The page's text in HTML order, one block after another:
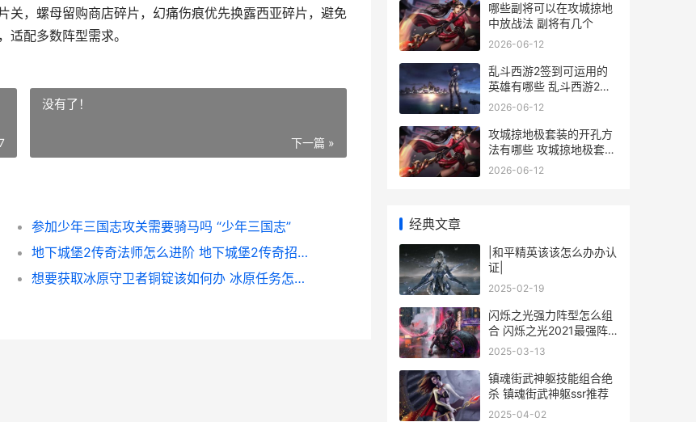
关，螺母留购商店碎片，幻痛伤痕优先换露西亚碎片，避免
适配多数阵型需求。
没有了！
下一篇 »
参加少年三国志攻关需要骑马吗 “少年三国志”
地下城堡2传奇法师怎么进阶 地下城堡2传奇招募券ss概率多少
想要获取冰原守卫者铜锭该如何办 冰原任务怎么触发
哪些副将可以在攻城掠地
中放战法 副将有几个
2026-06-12
乱斗西游2签到可运用的
英雄有哪些 乱斗西游2签
到怎么领
2026-06-12
攻城掠地极套装的开孔方
法有哪些 攻城掠地极套装
最终升华效果
2026-06-12
经典文章
|和平精英该该怎么办办认
证|
2025-02-19
闪烁之光强力阵型怎么组
合 闪烁之光2021最强阵
容
2025-03-13
镇魂街武神躯技能组合绝
杀 镇魂街武神躯ssr推荐
2025-04-02